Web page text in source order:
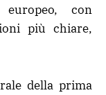
con
più chiare,
della prima